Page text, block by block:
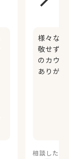
様々な
敬せず
のカウ
ありが
相談したカ